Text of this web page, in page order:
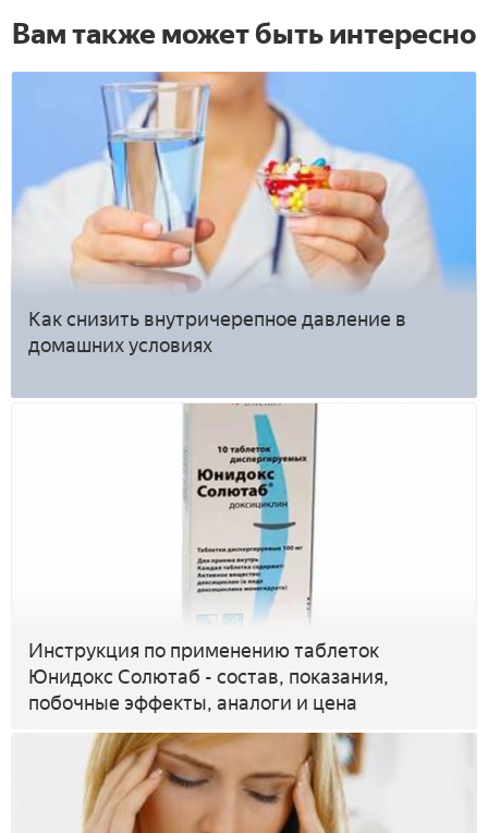
Вам также может быть интересно
Как снизить внутричерепное давление в
домашних условиях
Инструкция по применению таблеток
Юнидокс Солютаб - состав, показания,
побочные эффекты, аналоги и цена